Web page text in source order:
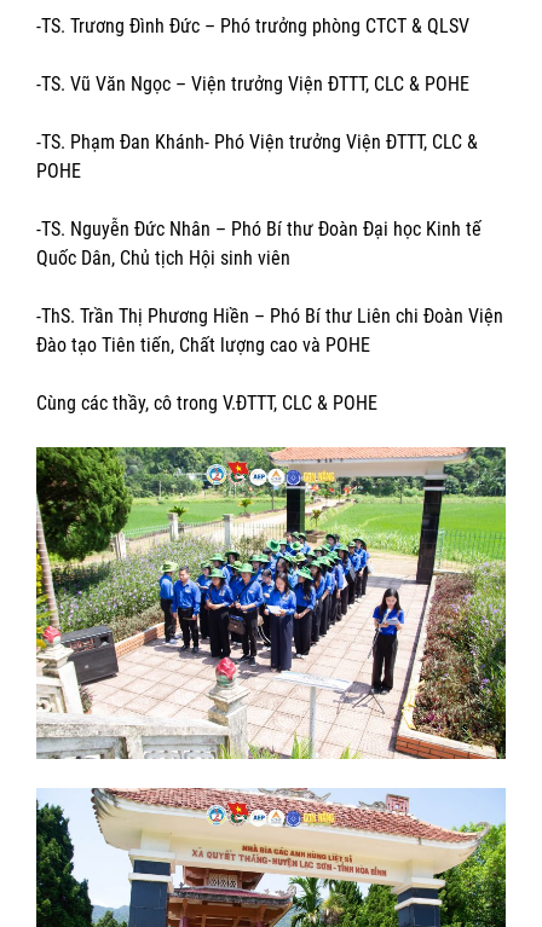
-TS. Trương Đình Đức – Phó trưởng phòng CTCT & QLSV
-TS. Vũ Văn Ngọc – Viện trưởng Viện ĐTTT, CLC & POHE
-TS. Phạm Đan Khánh- Phó Viện trưởng Viện ĐTTT, CLC &
POHE
-TS. Nguyễn Đức Nhân – Phó Bí thư Đoàn Đại học Kinh tế
Quốc Dân, Chủ tịch Hội sinh viên
-ThS. Trần Thị Phương Hiền – Phó Bí thư Liên chi Đoàn Viện
Đào tạo Tiên tiến, Chất lượng cao và POHE
Cùng các thầy, cô trong V.ĐTTT, CLC & POHE